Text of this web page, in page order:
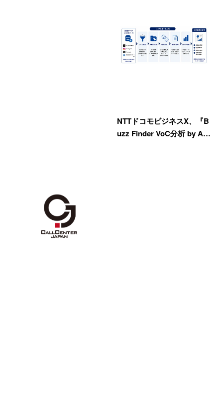
NTTドコモビジネスX、『B
uzz Finder VoC分析 by A…